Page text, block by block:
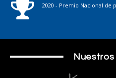
2020 - Premio Nacional de
Nuestros